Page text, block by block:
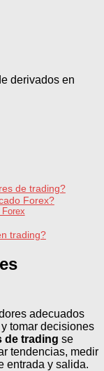
de trading?
Forex?
Forex
trading?
adecuados
tomar decisiones
de trading se
tendencias, medir
entrada y salida.